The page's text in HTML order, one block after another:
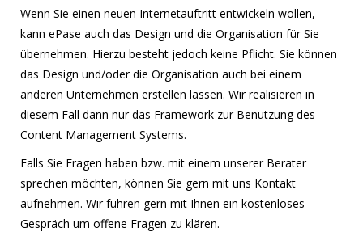
Wenn Sie einen neuen Internetauftritt entwickeln wollen,
kann ePase auch das Design und die Organisation für Sie
übernehmen. Hierzu besteht jedoch keine Pflicht. Sie können
das Design und/oder die Organisation auch bei einem
anderen Unternehmen erstellen lassen. Wir realisieren in
diesem Fall dann nur das Framework zur Benutzung des
Content Management Systems.
Falls Sie Fragen haben bzw. mit einem unserer Berater
sprechen möchten, können Sie gern mit uns Kontakt
aufnehmen. Wir führen gern mit Ihnen ein kostenloses
Gespräch um offene Fragen zu klären.